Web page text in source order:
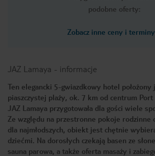
podobne oferty:
Zobacz inne ceny i terminy
JAZ Lamaya - informacje
Ten elegancki 5-gwiazdkowy hotel
piaszczystej plaży, ok. 7 km od centrum Port
JAZ Lamaya przygotowała dla gości wiele
Ze względu na przestronne pokoje rodzinne
dla najmłodszych, obiekt jest chętnie
dziećmi. Na dorosłych czekają basen ze
sauna parowa, a także oferta masaży i